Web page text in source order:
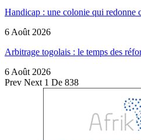
Handicap : une colonie qui redonne
6 Août 2026
Arbitrage togolais : le temps des
6 Août 2026
Prev Next 1 De 838